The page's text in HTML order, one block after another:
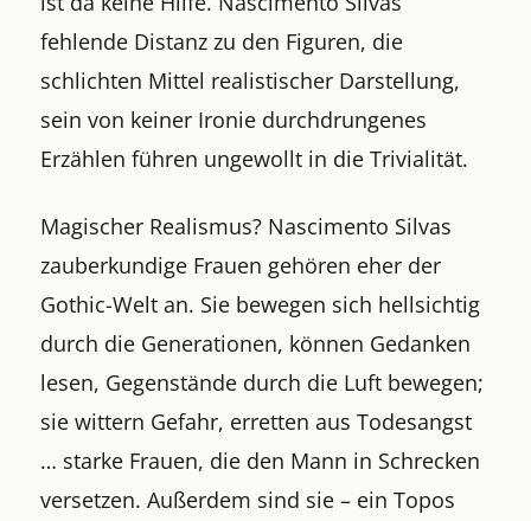
fehlende Distanz zu den Figuren, die
schlichten Mittel realistischer Darstellung,
sein von keiner Ironie durchdrungenes
Erzählen führen ungewollt in die Trivialität.
Magischer Realismus? Nascimento Silvas
zauberkundige Frauen gehören eher der
Gothic-Welt an. Sie bewegen sich hellsichtig
durch die Generationen, können Gedanken
lesen, Gegenstände durch die Luft bewegen;
sie wittern Gefahr, erretten aus Todesangst
… starke Frauen, die den Mann in Schrecken
versetzen. Außerdem sind sie – ein Topos